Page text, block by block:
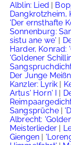
Alblin: Lied |
Dangkrotzheim,
'Der ernsthafte
Sonnenburg:
sistu ane we' |
Harder, Konrad:
'Goldener
Der Junge
Kanzler: Lyrik |
Artus' Horn' I |
Sangsprüche|
Albrecht:
Meisterlieder |
Giengen |